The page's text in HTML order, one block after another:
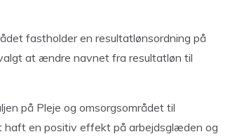
fastholder en resultatlønsordning på
at ændre navnet fra resultatløn til
på Pleje og omsorgsområdet til
haft en positiv effekt på arbejdsglæden og